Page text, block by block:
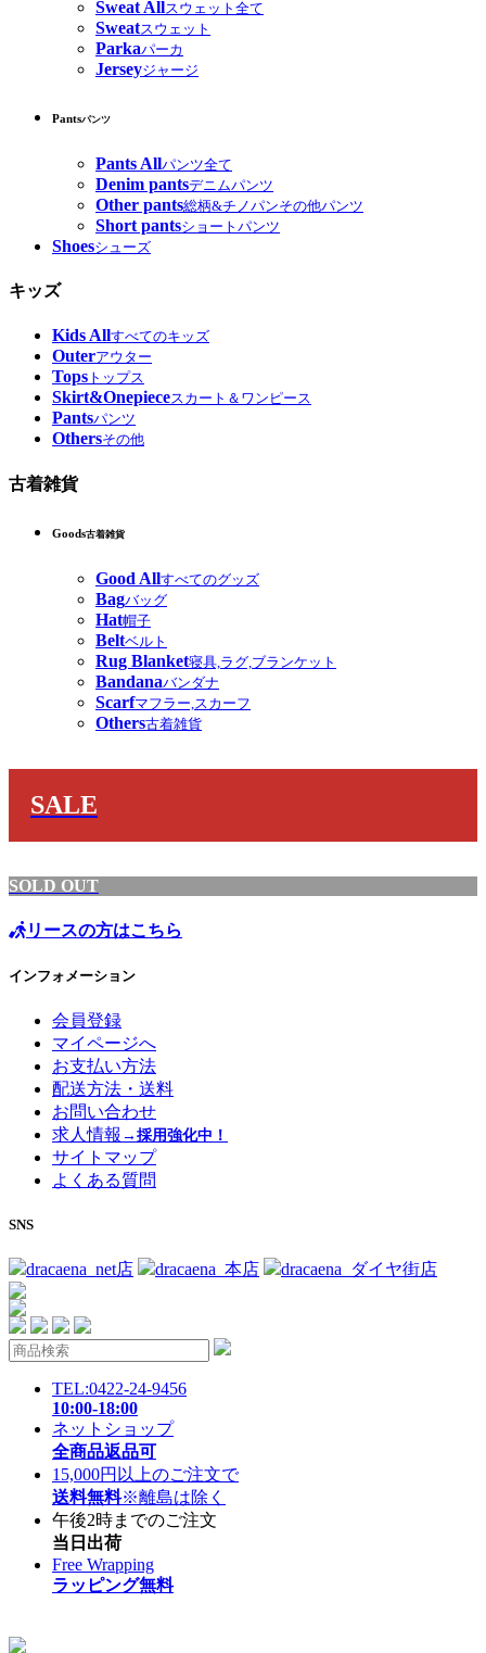
Sweat Allスウェット全て
Sweatスウェット
Parkaパーカ
Jerseyジャージ
Pantsパンツ
Pants Allパンツ全て
Denim pantsデニムパンツ
Other pants総柄&チノパンその他パンツ
Short pantsショートパンツ
Shoesシューズ
キッズ
Kids Allすべてのキッズ
Outerアウター
Tops トップス
Skirt&Onepieceスカート＆ワンピース
Pantsパンツ
Othersその他
古着雑貨
Goods古着雑貨
Good Allすべてのグッズ
Bagバッグ
Hat帽子
Beltベルト
Rug Blanket寝具,ラグ,ブランケット
Bandanaバンダナ
Scarfマフラー,スカーフ
Others古着雑貨
SALE
SOLD OUT
リースの方はこちら
インフォメーション
会員登録
マイページへ
お支払い方法
配送方法・送料
お問い合わせ
求人情報 →採用強化中！
サイトマップ
よくある質問
SNS
dracaena_net店 dracaena_本店 dracaena_ダイヤ街店
TEL:0422-24-9456
10:00-18:00
ネットショップ
全商品返品可
15,000円以上のご注文で
送料無料※離島は除く
午後2時までのご注文
当日出荷
Free Wrapping
ラッピング無料